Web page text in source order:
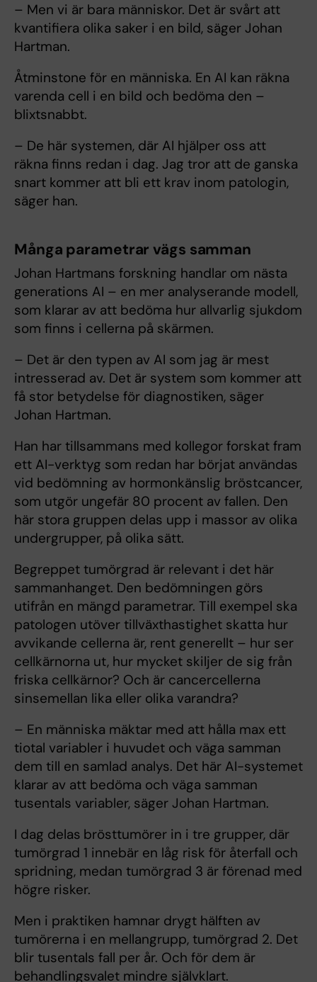
– Men vi är bara människor. Det är svårt att
kvantifiera olika saker i en bild, säger Johan
Hartman.
Åtminstone för en människa. En AI kan räkna
varenda cell i en bild och bedöma den –
blixtsnabbt.
– De här systemen, där AI hjälper oss att
räkna finns redan i dag. Jag tror att de ganska
snart kommer att bli ett krav inom patologin,
säger han.
Många parametrar vägs samman
Johan Hartmans forskning handlar om nästa
generations AI – en mer analyserande modell,
som klarar av att bedöma hur allvarlig sjukdom
som finns i cellerna på skärmen.
– Det är den typen av AI som jag är mest
intresserad av. Det är system som kommer att
få stor betydelse för diagnostiken, säger
Johan Hartman.
Han har tillsammans med kollegor forskat fram
ett AI-verktyg som redan har börjat användas
vid bedömning av hormonkänslig bröstcancer,
som utgör ungefär 80 procent av fallen. Den
här stora gruppen delas upp i massor av olika
undergrupper, på olika sätt.
Begreppet tumörgrad är relevant i det här
sammanhanget. Den bedömningen görs
utifrån en mängd parametrar. Till exempel ska
patologen utöver tillväxthastighet skatta hur
avvikande cellerna är, rent generellt – hur ser
cellkärnorna ut, hur mycket skiljer de sig från
friska cellkärnor? Och är cancercellerna
sinsemellan lika eller olika varandra?
– En människa mäktar med att hålla max ett
tiotal variabler i huvudet och väga samman
dem till en samlad analys. Det här AI-systemet
klarar av att bedöma och väga samman
tusentals variabler, säger Johan Hartman.
I dag delas brösttumörer in i tre grupper, där
tumörgrad 1 innebär en låg risk för återfall och
spridning, medan tumörgrad 3 är förenad med
högre risker.
Men i praktiken hamnar drygt hälften av
tumörerna i en mellangrupp, tumörgrad 2. Det
blir tusentals fall per år. Och för dem är
behandlingsvalet mindre självklart.